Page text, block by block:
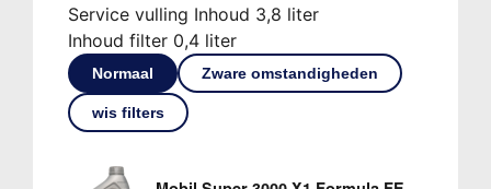
Service vulling Inhoud 3,8 liter
Inhoud filter 0,4 liter
Normaal Zware omstandigheden
wis filters